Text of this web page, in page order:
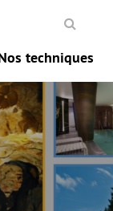
techniques